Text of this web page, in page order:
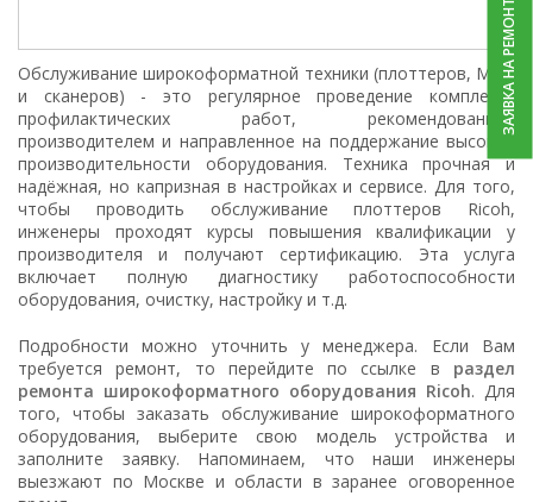
Обслуживание широкоформатной техники (плоттеров, МФУ
и сканеров) - это регулярное проведение комплекса
профилактических работ, рекомендованное
производителем и направленное на поддержание высокой
производительности оборудования. Техника прочная и
надёжная, но капризная в настройках и сервисе. Для того,
чтобы проводить обслуживание плоттеров Ricoh,
инженеры проходят курсы повышения квалификации у
производителя и получают сертификацию. Эта услуга
включает полную диагностику работоспособности
оборудования, очистку, настройку и т.д.
Подробности можно уточнить у менеджера. Если Вам
требуется ремонт, то перейдите по ссылке в раздел
ремонта широкоформатного оборудования Ricoh. Для
того, чтобы заказать обслуживание широкоформатного
оборудования, выберите свою модель устройства и
заполните заявку. Напоминаем, что наши инженеры
выезжают по Москве и области в заранее оговоренное
ЗАЯВКА НА РЕМОНТ